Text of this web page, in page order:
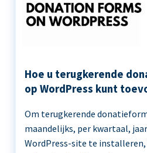
Hoe u terugkerende
op WordPress kunt
Om terugkerende
maandelijks, per kwartaal,
WordPress-site te installeren,